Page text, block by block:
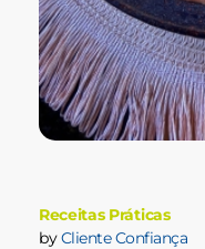
by Cliente Confiança
Receitas Práticas